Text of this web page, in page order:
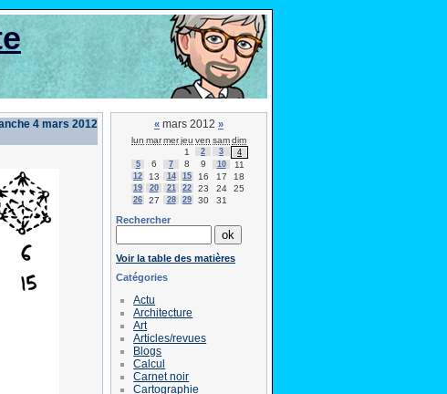
4 mars 2012 « mars 2012 »
lun marmerjeu ven samdim
1
2 3
4
5
6 7 8 9 10 11
12 13 14 15 16 17 18
19 20 21 22 23 24 25
26 27 28 29 30 31
Rechercher
Voir la table des matières
Catégories
Actu
Architecture
Art
Articles/revues
Blogs
Calcul
Carnet noir
Cartographie